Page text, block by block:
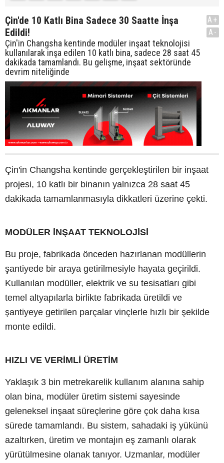
Çin'de 10 Katlı Bina Sadece 30 Saatte İnşa
Edildi!
Çin'in Changsha kentinde modüler inşaat teknolojisi
kullanılarak inşa edilen 10 katlı bina, sadece 28 saat 45
dakikada tamamlandı. Bu gelişme, inşaat sektöründe
devrim niteliğinde
A+
A-
Çin'in Changsha kentinde gerçekleştirilen bir inşaat
projesi, 10 katlı bir binanın yalnızca 28 saat 45
dakikada tamamlanmasıyla dikkatleri üzerine çekti.
MODÜLER İNŞAAT TEKNOLOJİSİ
Bu proje, fabrikada önceden hazırlanan modüllerin
şantiyede bir araya getirilmesiyle hayata geçirildi.
Kullanılan modüller, elektrik ve su tesisatları gibi
temel altyapılarla birlikte fabrikada üretildi ve
şantiyeye getirilen parçalar vinçlerle hızlı bir şekilde
monte edildi.
HIZLI VE VERİMLİ ÜRETİM
Yaklaşık 3 bin metrekarelik kullanım alanına sahip
olan bina, modüler üretim sistemi sayesinde
geleneksel inşaat süreçlerine göre çok daha kısa
sürede tamamlandı. Bu sistem, sahadaki iş yükünü
azaltırken, üretim ve montajın eş zamanlı olarak
yürütülmesine olanak tanıyor. Uzmanlar, modüler